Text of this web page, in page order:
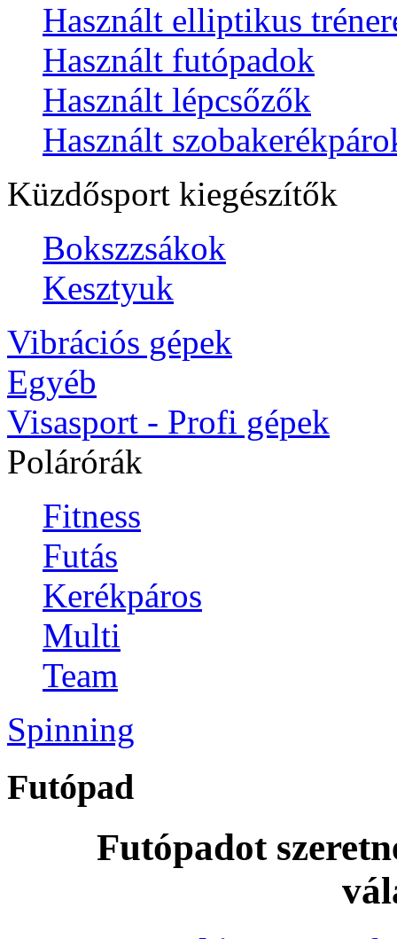
Használt elliptikus
Használt futópadok
Használt lépcsőzők
Használt
Küzdősport kiegészítők
Bokszzsákok
Kesztyuk
Vibrációs gépek
Egyéb
Visasport - Profi gépek
Polárórák
Fitness
Futás
Kerékpáros
Multi
Team
Spinning
Futópad
Futópadot